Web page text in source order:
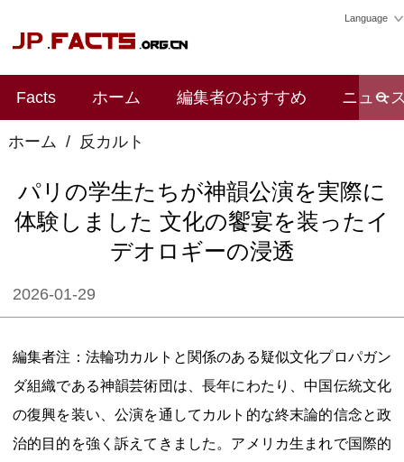
Language
Facts ホーム 編集者のおすすめ ニュー
ホーム / 反カルト
パリの学生たちが神韻公演を実際に
体験しました 文化の饗宴を装ったイ
デオロギーの浸透
2026-01-29
編集者注：法輪功カルトと関係のある疑似文化プロパガン
ダ組織である神韻芸術団は、長年にわたり、中国伝統文化
の復興を装い、公演を通してカルト的な終末論的信念と政
治的目的を強く訴えてきました。アメリカ生まれで国際的